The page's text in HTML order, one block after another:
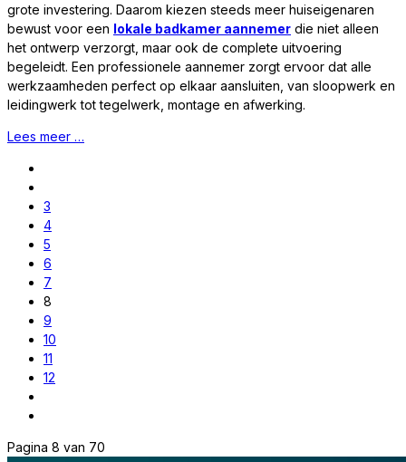
grote investering. Daarom kiezen steeds meer huiseigenaren
bewust voor een lokale badkamer aannemer die niet alleen
het ontwerp verzorgt, maar ook de complete uitvoering
begeleidt. Een professionele aannemer zorgt ervoor dat alle
werkzaamheden perfect op elkaar aansluiten, van sloopwerk en
leidingwerk tot tegelwerk, montage en afwerking.
Lees meer …
3
4
5
6
7
8
9
10
11
12
Pagina 8 van 70